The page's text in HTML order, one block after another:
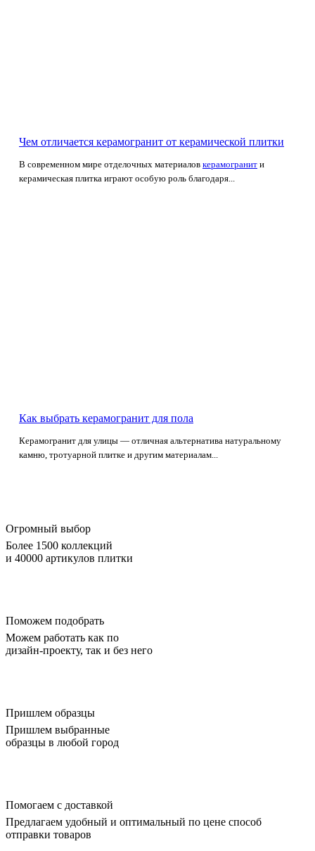
Чем отличается керамогранит от керамической плитки
В современном мире отделочных материалов керамогранит и
керамическая плитка играют особую роль благодаря...
Как выбрать керамогранит для пола
Керамогранит для улицы — отличная альтернатива натуральному
камню, тротуарной плитке и другим материалам...
Огромный выбор
Более 1500 коллекций
и 40000 артикулов плитки
Поможем подобрать
Можем работать как по
дизайн-проекту, так и без него
Пришлем образцы
Пришлем выбранные
образцы в любой город
Помогаем с доставкой
Предлагаем удобный и оптимальный по цене способ
отправки товаров